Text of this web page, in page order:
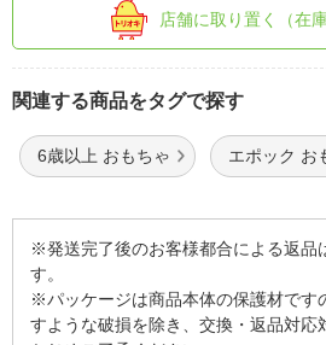
店舗に取り置く（在
関連する商品をタグで探す
6歳以上 おもちゃ エポック お
※発送完了後のお客様都合による返品
す。
※パッケージは商品本体の保護材です
すような破損を除き、交換・返品対応